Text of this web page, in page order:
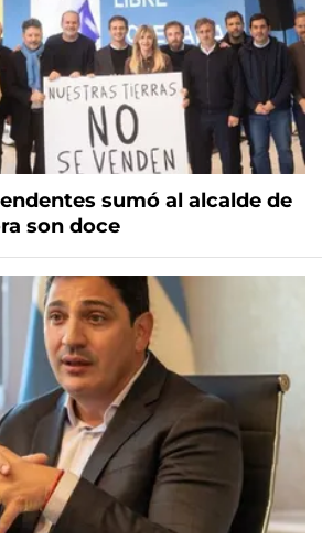
sumó al alcalde de
son doce